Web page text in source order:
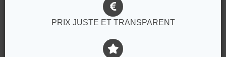
PRIX JUSTE ET TRANSPARENT